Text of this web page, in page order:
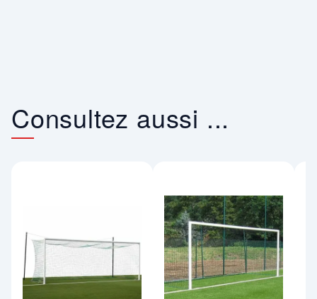
Consultez aussi ...